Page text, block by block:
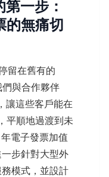
一步：
的無痛切
留在舊有的
與合作夥伴
讓這些客戶能在
平順地過渡到未
電子發票加值
步針對大型外
模式，並設計